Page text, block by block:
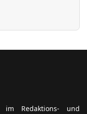
Redaktions- und